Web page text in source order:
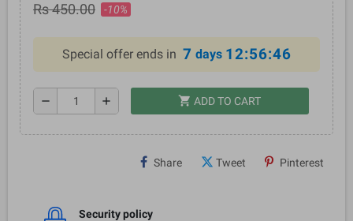
Rs 450.00 -10%
Special offer ends in 7 days 12:56:46
remove add shopping_cart ADD TO CART
Share Tweet Pinterest
Security policy